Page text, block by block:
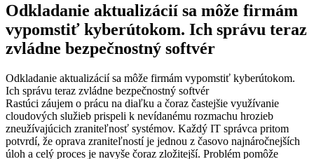
Odkladanie aktualizácií sa môže firmám
vypomstiť kyberútokom. Ich správu teraz
zvládne bezpečnostný softvér
Odkladanie aktualizácií sa môže firmám vypomstiť kyberútokom.
Ich správu teraz zvládne bezpečnostný softvér
Rastúci záujem o prácu na diaľku a čoraz častejšie využívanie
cloudových služieb prispeli k nevídanému rozmachu hrozieb
zneužívajúcich zraniteľnosť systémov. Každý IT správca pritom
potvrdí, že oprava zraniteľností je jednou z časovo najnáročnejších
úloh a celý proces je navyše čoraz zložitejší. Problém pomôže